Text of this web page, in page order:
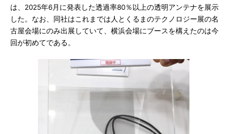
は、2025年6月に発表した透過率80％以上の透明アンテナを展示
した。なお、同社はこれまでは人とくるまのテクノロジー展の名
古屋会場にのみ出展していて、横浜会場にブースを構えたのは今
回が初めてである。